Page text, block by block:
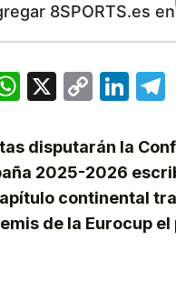
8SPORTS.es en
WhatsApp
X
Copy
disputarán la
2025-2026
continental
de la Eurocup el